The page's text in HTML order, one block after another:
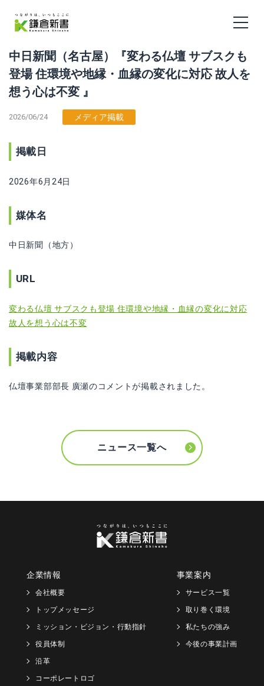
中日新聞（名古屋）『変わる仏壇 サブスクも
登場 住環境や地縁・血縁の変化に対応 故人を
想う心は不変 』
2026/06/24 メディア掲載
掲載日
2026年6月24日
媒体名
中日新聞（地方）
URL
変わる仏壇 サブスクも登場 住環境や地縁・血縁の変化に対応
故人を想う心は不変
掲載内容
仏壇事業部部長 廣瀬のコメントが掲載されました。
ニュース一覧へ
企業情報
会社概要
トップメッセージ
ミッション・ビジョン・行動指針
役員体制
沿革
コーポレートロゴ
事業案内
サービス一覧
取り巻く環境
私たちの強み
今後の事業計画